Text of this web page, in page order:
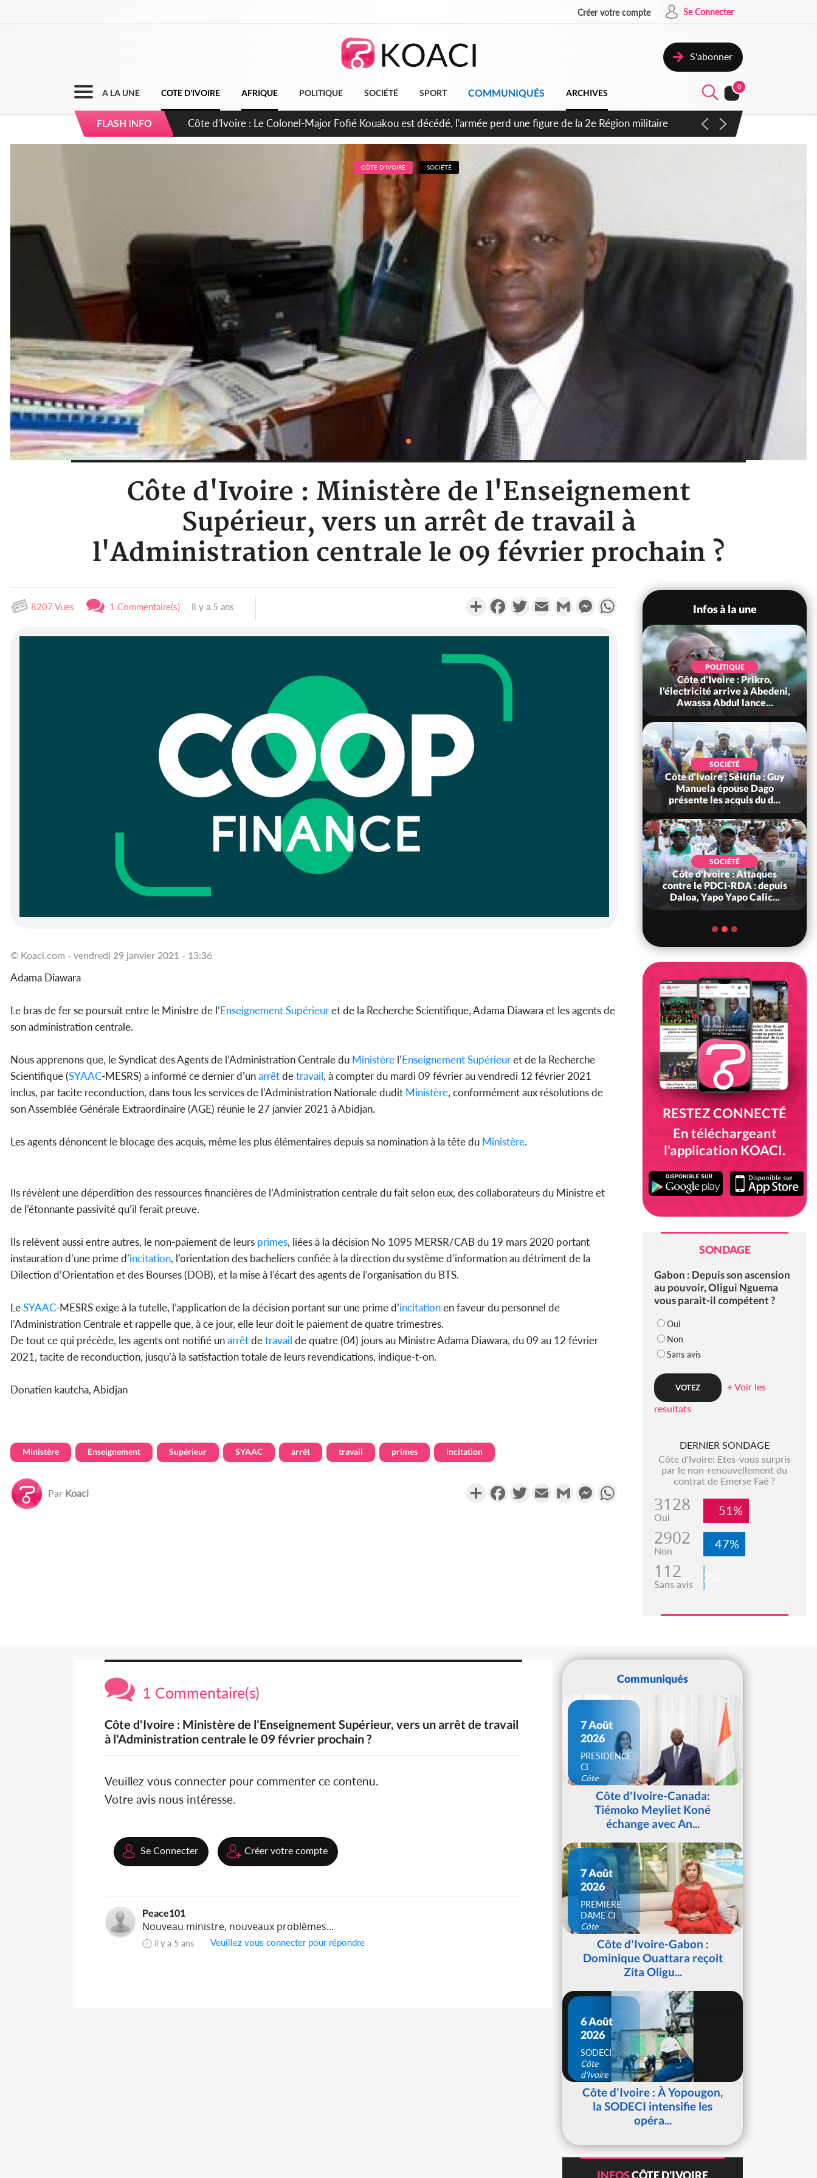
Créer votre compte Se Connecter
S'abonner
A LA UNE COTE D'IVOIRE AFRIQUE POLITIQUE SOCIÉTÉ SPORT COMMUNIQUÉS ARCHIVES
0
FLASH INFO Côte d'Ivoire : Le Colonel-Major Fofié Kouakou est décédé, l'armée perd une figure de la 2e Région militaire
CÔTE D'IVOIRE SOCIÉTÉ
Côte d'Ivoire : Ministère de l'Enseignement
Supérieur, vers un arrêt de travail à
l'Administration centrale le 09 février prochain ?
8207 Vues 1 Commentaire(s) Il y a 5 ans PartagerFacebookTwitterEmail Gmail MessengerWhatsApp
© Koaci.com - vendredi 29 janvier 2021 - 13:36
Adama Diawara
Le bras de fer se poursuit entre le Ministre de l’EnseignementSupérieuret de la Recherche Scientifique, Adama Diawara et les agents de
son administration centrale.
Nous apprenons que, le Syndicat des Agents de l’Administration Centrale du Ministère l’EnseignementSupérieuret de la Recherche
Scientifique (SYAAC-MESRS) a informé ce dernier d’unarrêtdetravail, à compter du mardi 09 février au vendredi 12 février 2021
inclus, par tacite reconduction, dans tous les services de l’Administration Nationale dudit Ministère, conformément aux résolutions de
son Assemblée Générale Extraordinaire (AGE) réunie le 27 janvier 2021 à Abidjan.
Les agents dénoncent le blocage des acquis, même les plus élémentaires depuis sa nomination à la tête du Ministère.
Ils révèlent une déperdition des ressources financières de l’Administration centrale du fait selon eux, des collaborateurs du Ministre et
de l’étonnante passivité qu’il ferait preuve.
Ils relèvent aussi entre autres, le non-paiement de leurs primes, liées à la décision No 1095 MERSR/CAB du 19 mars 2020 portant
instauration d’une prime d’incitation, l’orientation des bacheliers confiée à la direction du système d’information au détriment de la
Dilection d’Orientation et des Bourses (DOB), et la mise à l’écart des agents de l’organisation du BTS.
LeSYAAC-MESRS exige à la tutelle, l’application de la décision portant sur une prime d’incitationen faveur du personnel de
l’Administration Centrale et rappelle que, à ce jour, elle leur doit le paiement de quatre trimestres.
De tout ce qui précède, les agents ont notifié unarrêtdetravail de quatre (04) jours au Ministre Adama Diawara, du 09 au 12 février
2021, tacite de reconduction, jusqu’à la satisfaction totale de leurs revendications, indique-t-on.
Donatien kautcha, Abidjan
Ministère Enseignement Supérieur SYAAC arrêt travail primes incitation
Par Koaci PartagerFacebookTwitterEmail Gmail Messenger
Infos à la une
Côte d'Ivoire : L'armée en
deuil, décès du colonel-major
Fofié Kouakou Mart...
SOCIÉTÉ
Côte d'Ivoire : Comment
Stéphane Kipré a occupé la
jeunesse de Gboguhé pend...
SOCIÉTÉ
Côte d'Ivoire : Gôh, Abel
l'électricité arrive à Abedeni,
SOCIÉTÉ
Cameroun : la Gendarmerie
démantèle un réseau
d'usurpation de titre militai...
SOCIÉTÉ
Côte d'Ivoire : Aucun report
de la Rentrée Scolaire 2026-
2027, la date deme...
SOCIÉTÉ
Côte d'Ivoire : Bangolo, un
buffle sème la peur au cœur
du Mont Peko, une v...
RESTEZ CONNECTÉ
En téléchargeant
l'application KOACI.
SONDAGE
Gabon : Depuis son ascension
au pouvoir, Oligui Nguema
vous parait-il compétent ?
Oui
Non
Sans avis
+ Voir les
resultats
DERNIER SONDAGE
Côte d'Ivoire: Etes-vous surpris
par le non-renouvellement du
contrat de Emerse Faé ?
3128
Oui 51%
2902
Non 47%
112
Sans avis 2%
1 Commentaire(s)
Côte d'Ivoire : Ministère de l'Enseignement Supérieur, vers un arrêt de travail
à l'Administration centrale le 09 février prochain ?
Veuillez vous connecter pour commenter ce contenu.
Votre avis nous intéresse.
Se Connecter Créer votre compte
Peace101
Nouveau ministre, nouveaux problèmes...
il y a 5 ans Veuillez vous connecter pour répondre
Communiqués
7 Août
2026
PRESIDENCE
CI
Côte
d'IvoireCôte d'Ivoire-Canada:
Tiémoko Meyliet Koné
échange avec An...
7 Août
2026
PREMIERE
DAME CI
Côte
d'IvoireCôte d'Ivoire-Gabon :
Dominique Ouattara reçoit
Zita Oligu...
6 Août
2026
SODECI
Côte
d'Ivoire
Côte d'Ivoire : À Yopougon,
la SODECI intensifie les
opéra...
INFOSCÔTE D'IVOIRE